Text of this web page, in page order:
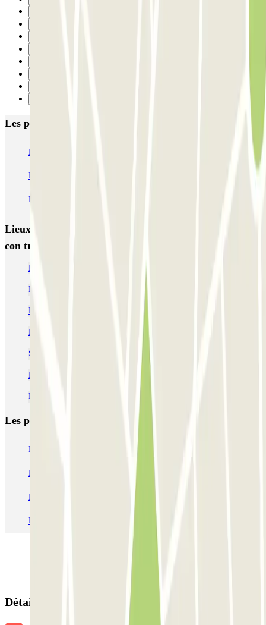
Les parkings les mieux notés à Barcelone
NN Santaló
NN Rocafort
Parking Viajeros
Lieux et événements intéressants à proximité Aparkme
con traslado a Terminal Cruceros
Parking Barcelone hors ZBE (Zone à Basses Emissions)
Parkings près du Musée Maritime de Barcelone
Réservez un parking près de Poble-sec à Barcelone
Parkings à proximité de la colonne Christophe Colomb - Barcelone
Se garer dans le quartier El Raval à Barcelone
Réservez votre parking près du grand théâtre du Lycée
Parking La Rambla Barcelone | Parclick
Les parkings les plus réservés
Parking Paris Parking Gare de Lyon
Parking Charles de Gaulle - Roissy Aeroport
Parking Aéroport Roland Garros La Réunion P4 Longue Durée
Parking Aéroport Barcelone Parking Aéroport Beauvais
Détails de la réservation